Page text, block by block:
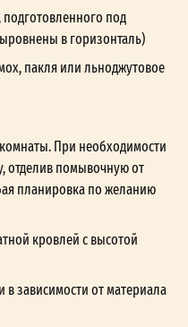
под
в горизонталь)
пакля или льноджутовое
При необходимости
отделив помывочную от
планировка по желанию
кровлей с высотой
зависимости от материала